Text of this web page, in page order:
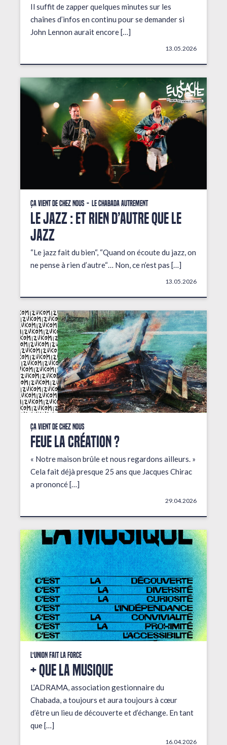
Il suffit de zapper quelques minutes sur les
chaînes d’infos en continu pour se demander si
John Lennon aurait encore […]
13.05.2026
Ça vient de chez nous Le Chabada autrement
LE JAZZ : ET RIEN D’AUTRE QUE LE
JAZZ
“Le jazz fait du bien“, “Quand on écoute du jazz, on
ne pense à rien d’autre“… Non, ce n’est pas […]
13.05.2026
Ça vient de chez nous
FEUE LA CRÉATION ?
« Notre maison brûle et nous regardons ailleurs. »
Cela fait déjà presque 25 ans que Jacques Chirac
a prononcé […]
29.04.2026
L'union fait la force
+ que la musique
L’ADRAMA, association gestionnaire du
Chabada, a toujours et aura toujours à cœur
d’être un lieu de découverte et d’échange. En tant
que […]
16.04.2026